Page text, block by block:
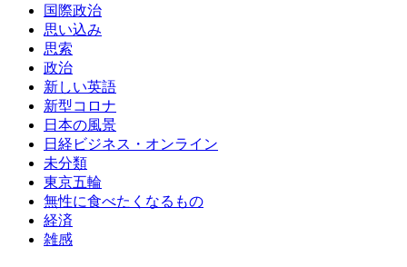
国際政治
思い込み
思索
政治
新しい英語
新型コロナ
日本の風景
日経ビジネス・オンライン
未分類
東京五輪
無性に食べたくなるもの
経済
雑感